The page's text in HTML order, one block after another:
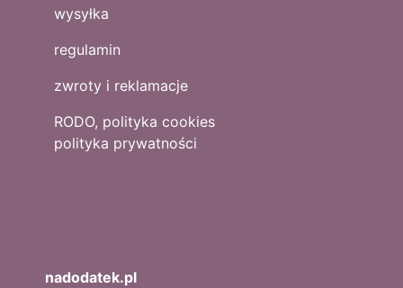
wysyłka
regulamin
zwroty i reklamacje
RODO, polityka cookies
polityka prywatności
nadodatek.pl